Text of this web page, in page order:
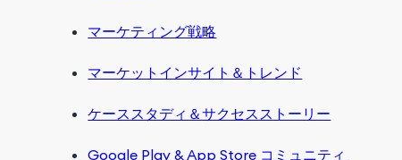
マーケティング戦略
マーケットインサイト＆トレンド
ケーススタディ＆サクセスストーリー
Google Play & App Store コミュニティ